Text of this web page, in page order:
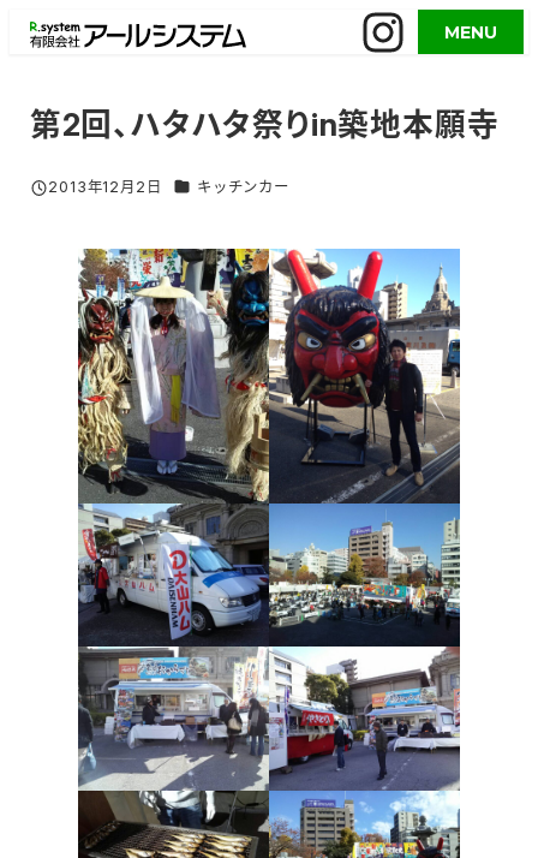
MENU
第2回、ハタハタ祭りin築地本願寺
投稿日
2013年12月2日 グルメイベント／活用事例 カテゴリー
キッチンカー